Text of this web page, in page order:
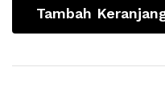
Tambah